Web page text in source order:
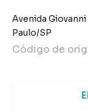
Avenida
Paulo/SP
Código de